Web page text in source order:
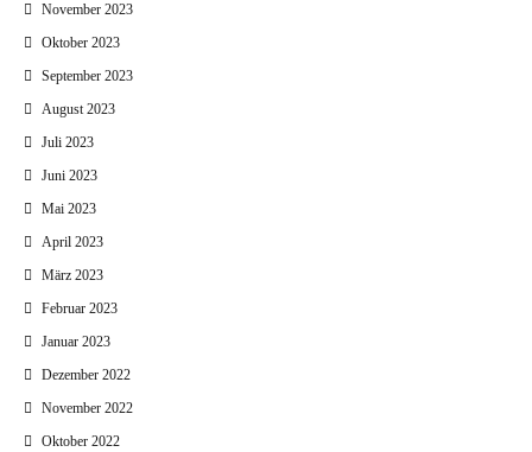
November 2023
Oktober 2023
September 2023
August 2023
Juli 2023
Juni 2023
Mai 2023
April 2023
März 2023
Februar 2023
Januar 2023
Dezember 2022
November 2022
Oktober 2022